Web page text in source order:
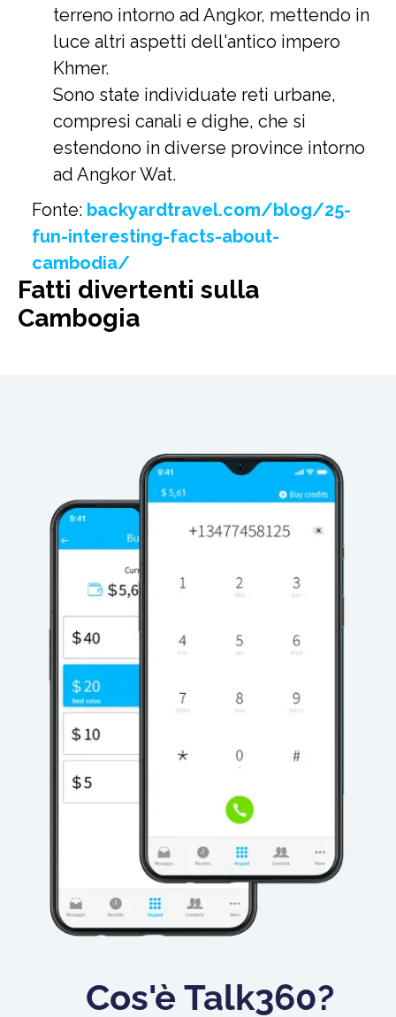
terreno intorno ad Angkor, mettendo in
luce altri aspetti dell'antico impero
Khmer.
Sono state individuate reti urbane,
compresi canali e dighe, che si
estendono in diverse province intorno
ad Angkor Wat.
Fonte: backyardtravel.com/blog/25-
fun-interesting-facts-about-
cambodia/
Fatti divertenti sulla
Cambogia
Cos'è Talk360?